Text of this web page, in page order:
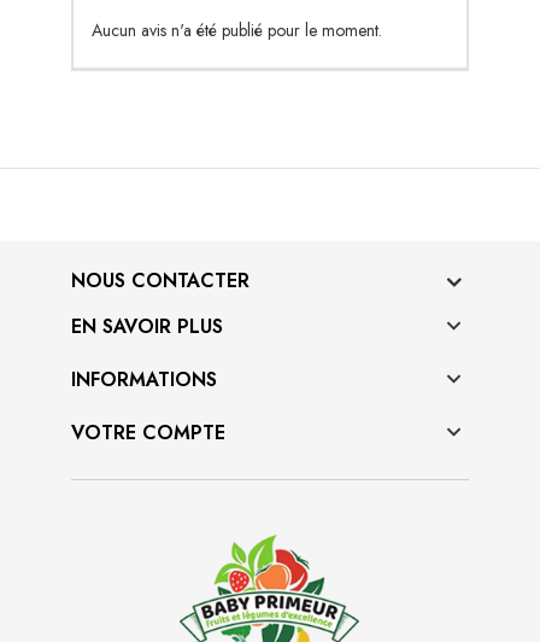
Aucun avis n'a été publié pour le moment.
NOUS CONTACTER
EN SAVOIR PLUS

INFORMATIONS

VOTRE COMPTE
